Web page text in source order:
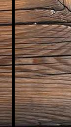
WhatsApp Im